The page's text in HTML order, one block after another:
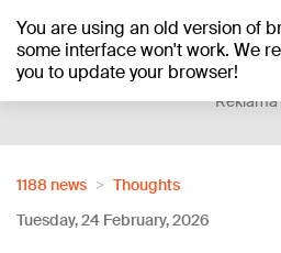
You are using an old version of
some interface won't work. We
you to update your browser!
+18°C
Reklāma
1188 news
Thoughts
Tuesday, 24 February, 2026